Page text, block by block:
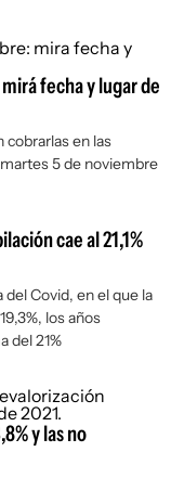
fecha y lugar de
cobrarlas en las
5 de noviembre
cae al 21,1%
Covid, en el que la
los años
del 21%
y las no